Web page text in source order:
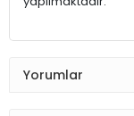
Yorumlar